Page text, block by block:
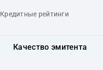
Кредитные рейтинги
Качество эмитента